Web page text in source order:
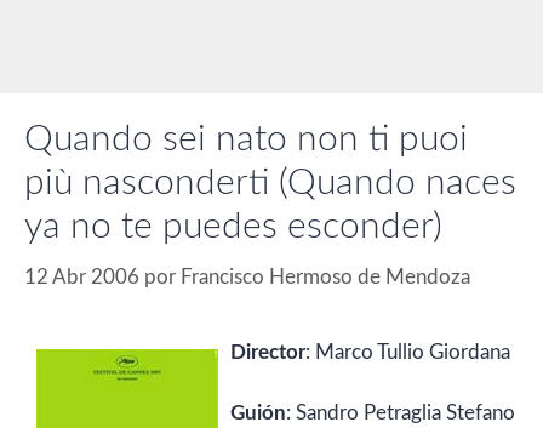
Quando sei nato non ti puoi
più nasconderti (Quando naces
ya no te puedes esconder)
12 Abr 2006 por Francisco Hermoso de Mendoza
Director: Marco Tullio Giordana
Guión: Sandro Petraglia Stefano